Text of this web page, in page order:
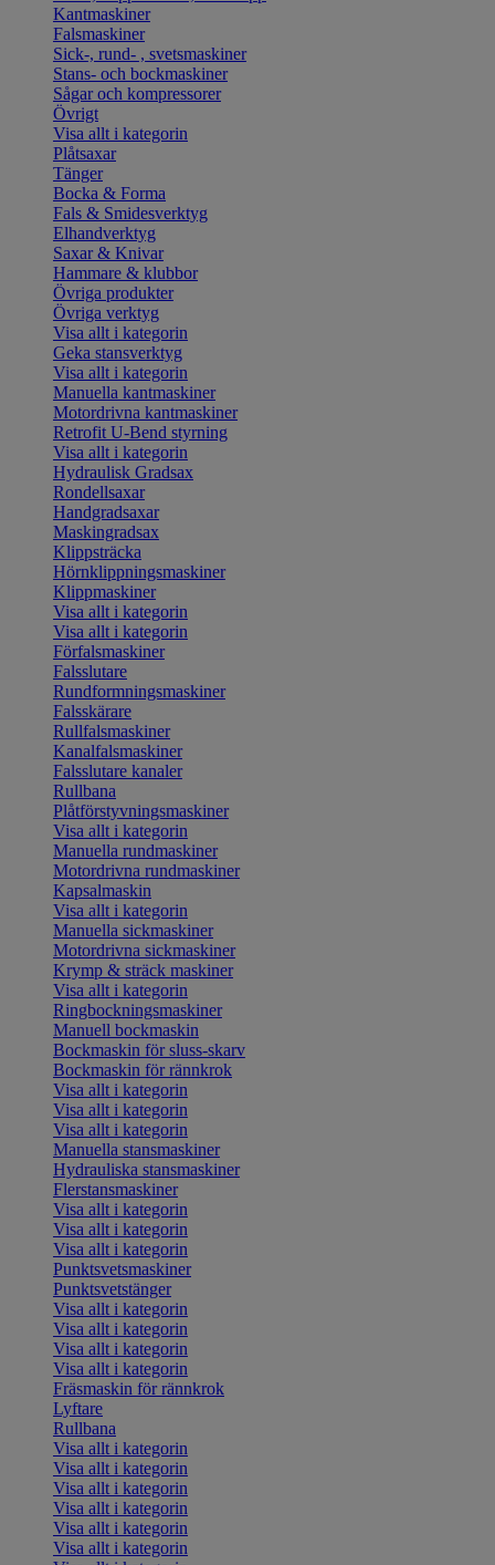
Kantmaskiner
Falsmaskiner
Sick-, rund- , svetsmaskiner
Stans- och bockmaskiner
Sågar och kompressorer
Övrigt
Visa allt i kategorin
Plåtsaxar
Tänger
Bocka & Forma
Fals & Smidesverktyg
Elhandverktyg
Saxar & Knivar
Hammare & klubbor
Övriga produkter
Övriga verktyg
Visa allt i kategorin
Geka stansverktyg
Visa allt i kategorin
Manuella kantmaskiner
Motordrivna kantmaskiner
Retrofit U-Bend styrning
Visa allt i kategorin
Hydraulisk Gradsax
Rondellsaxar
Handgradsaxar
Maskingradsax
Klippsträcka
Hörnklippningsmaskiner
Klippmaskiner
Visa allt i kategorin
Visa allt i kategorin
Förfalsmaskiner
Falsslutare
Rundformningsmaskiner
Falsskärare
Rullfalsmaskiner
Kanalfalsmaskiner
Falsslutare kanaler
Rullbana
Plåtförstyvningsmaskiner
Visa allt i kategorin
Manuella rundmaskiner
Motordrivna rundmaskiner
Kapsalmaskin
Visa allt i kategorin
Manuella sickmaskiner
Motordrivna sickmaskiner
Krymp & sträck maskiner
Visa allt i kategorin
Ringbockningsmaskiner
Manuell bockmaskin
Bockmaskin för sluss-skarv
Bockmaskin för rännkrok
Visa allt i kategorin
Visa allt i kategorin
Visa allt i kategorin
Manuella stansmaskiner
Hydrauliska stansmaskiner
Flerstansmaskiner
Visa allt i kategorin
Visa allt i kategorin
Visa allt i kategorin
Punktsvetsmaskiner
Punktsvetstänger
Visa allt i kategorin
Visa allt i kategorin
Visa allt i kategorin
Visa allt i kategorin
Fräsmaskin för rännkrok
Lyftare
Rullbana
Visa allt i kategorin
Visa allt i kategorin
Visa allt i kategorin
Visa allt i kategorin
Visa allt i kategorin
Visa allt i kategorin